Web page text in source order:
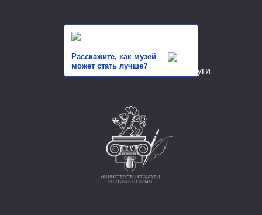
Расскажите, как музей
может стать лучше?